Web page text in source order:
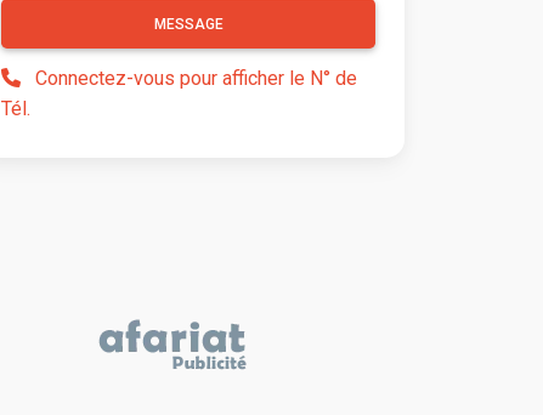
MESSAGE
Connectez-vous pour afficher le N° de
Tél.